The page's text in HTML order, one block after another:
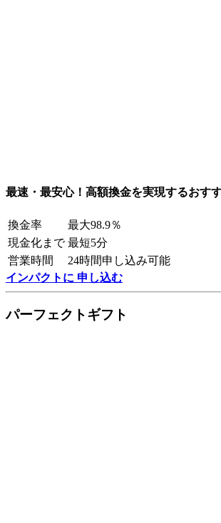
最速・最安心！高額換金を実現するおす
換金率
最大98.9％
現金化まで 最短5分
営業時間
24時間申し込み可能
インパクトに 申し込む
パーフェクトギフト